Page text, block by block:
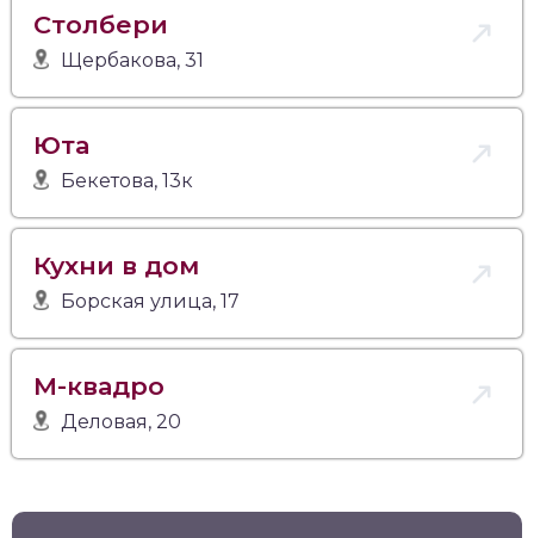
Столбери
Щербакова, 31
Юта
Бекетова, 13к
Кухни в дом
Борская улица, 17
М-квадро
Деловая, 20